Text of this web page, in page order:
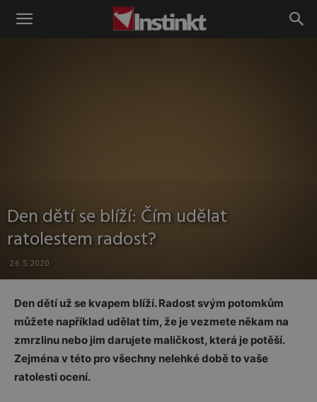
Instinkt
Den dětí se blíží: Čím udělat
ratolestem radost?
26.5.2020
Den dětí už se kvapem blíží. Radost svým potomkům
můžete například udělat tím, že je vezmete někam na
zmrzlinu nebo jim darujete maličkost, která je potěší.
Zejména v této pro všechny nelehké době to vaše
ratolesti ocení.